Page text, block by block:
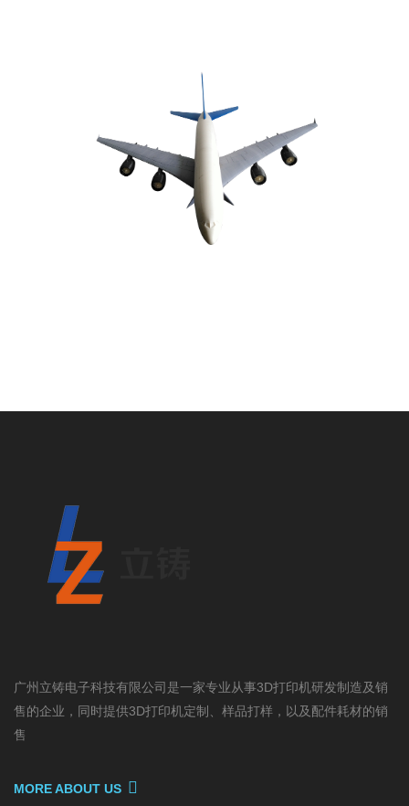
广州立铸电子科技有限公司是一家专业从事3D打印机研发制造及销
售的企业，同时提供3D打印机定制、样品打样，以及配件耗材的销
售
MORE ABOUT US